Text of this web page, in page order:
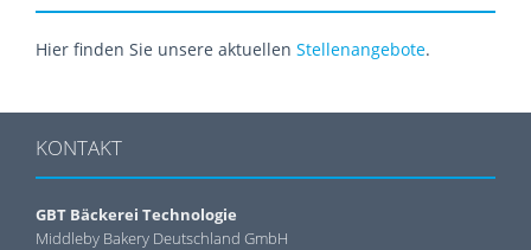
Hier finden Sie unsere aktuellen Stellenangebote.
KONTAKT
GBT Bäckerei Technologie
Middleby Bakery Deutschland GmbH